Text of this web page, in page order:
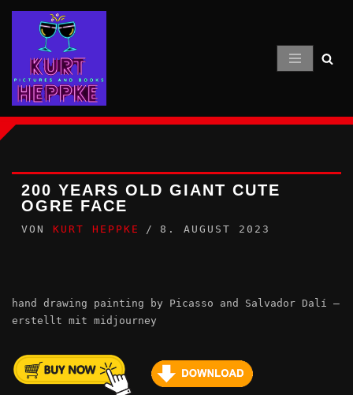
Inhalt
springen
200 YEARS OLD GIANT CUTE
OGRE FACE
VON KURT HEPPKE 8. AUGUST 2023
hand drawing painting by Picasso and Salvador Dalí –
erstellt mit midjourney